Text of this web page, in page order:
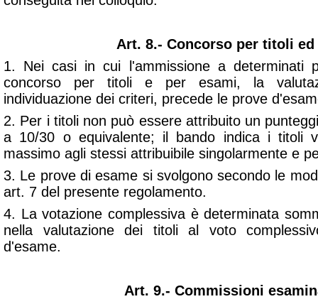
Art. 8.- Concorso per titoli ed
1. Nei casi in cui l'ammissione a determinati
concorso per titoli e per esami, la
individuazione dei criteri, precede le prove
2. Per i titoli non può essere attribuito un
a 10/30 o equivalente; il bando indica i titoli
massimo agli stessi attribuibile singolarmente e
3. Le prove di esame si svolgono secondo le
art. 7 del presente regolamento.
4. La votazione complessiva è determinata
nella valutazione dei titoli al voto
d'esame.
Art. 9.- Commissioni